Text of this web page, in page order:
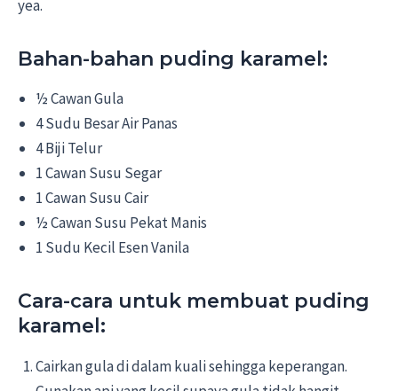
yea.
Bahan-bahan puding karamel:
½ Cawan Gula
4 Sudu Besar Air Panas
4 Biji Telur
1 Cawan Susu Segar
1 Cawan Susu Cair
½ Cawan Susu Pekat Manis
1 Sudu Kecil Esen Vanila
Cara-cara untuk membuat puding
karamel:
Cairkan gula di dalam kuali sehingga keperangan.